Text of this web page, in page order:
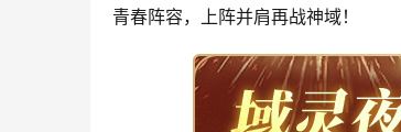
青春阵容，上阵并肩再战神域！